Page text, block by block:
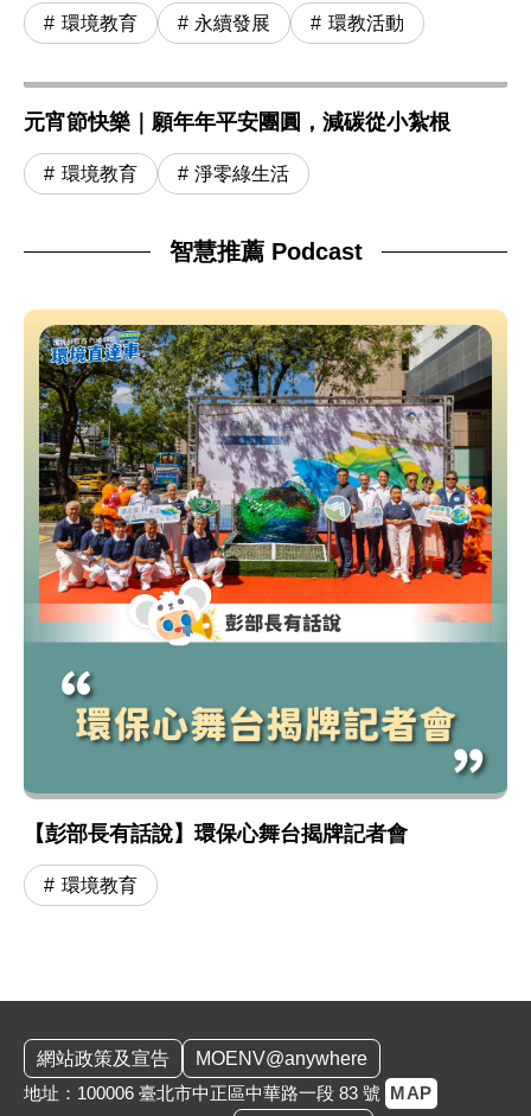
環境教育 永續發展 環教活動
元宵節快樂｜願年年平安團圓，減碳從小紮根
環境教育 淨零綠生活
智慧推薦 Podcast
【彭部長有話說】環保心舞台揭牌記者會
環境教育
網站政策及宣告
MOENV@anywhere
地址：100006 臺北市中正區中華路一段 83 號 MAP